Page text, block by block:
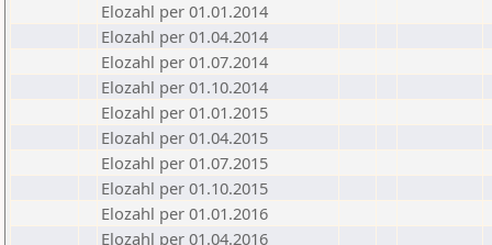
Elozahl per 01.01.2014
Elozahl per 01.04.2014
Elozahl per 01.07.2014
Elozahl per 01.10.2014
Elozahl per 01.01.2015
Elozahl per 01.04.2015
Elozahl per 01.07.2015
Elozahl per 01.10.2015
Elozahl per 01.01.2016
Elozahl per 01.04.2016